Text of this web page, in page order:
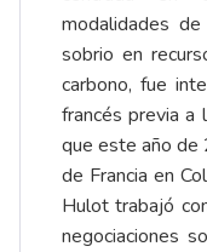
modalidades
sobrio en
carbono, fue
francés previa a
que este año
de Francia en
Hulot trabajó
negociaciones